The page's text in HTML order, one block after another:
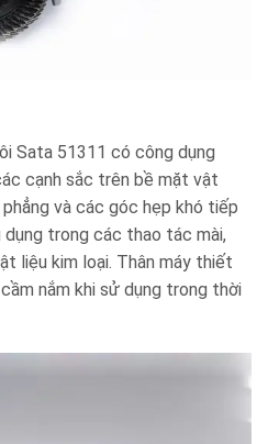
Sata 51311 có công dụng
cạnh sắc trên bề mặt vật
và các góc hẹp khó tiếp
trong các thao tác mài,
liệu kim loại. Thân máy thiết
nắm khi sử dụng trong thời